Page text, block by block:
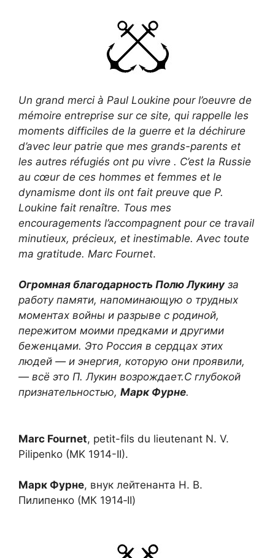
Un grand merci à Paul Loukine pour l’oeuvre de
mémoire entreprise sur ce site, qui rappelle les
moments difficiles de la guerre et la déchirure
d’avec leur patrie que mes grands-parents et
les autres réfugiés ont pu vivre . C’est la Russie
au cœur de ces hommes et femmes et le
dynamisme dont ils ont fait preuve que P.
Loukine fait renaître. Tous mes
encouragements l’accompagnent pour ce travail
minutieux, précieux, et inestimable. Avec toute
ma gratitude. Marc Fournet.
Огромная благодарность Полю Лукинуза
работу памяти, напоминающую о трудных
моментах войны и разрыве с родиной,
пережитом моими предками и другими
беженцами. Это Россия в сердцах этих
людей — и энергия, которую они проявили,
— всё это П. Лукин возрождает.С глубокой
признательностью, Марк Фурне.
Marc Fournet, petit-fils du lieutenant N. V.
Pilipenko (MK 1914-II).
Марк Фурне, внук лейтенанта Н. В.
Пилипенко (МК 1914‑II)